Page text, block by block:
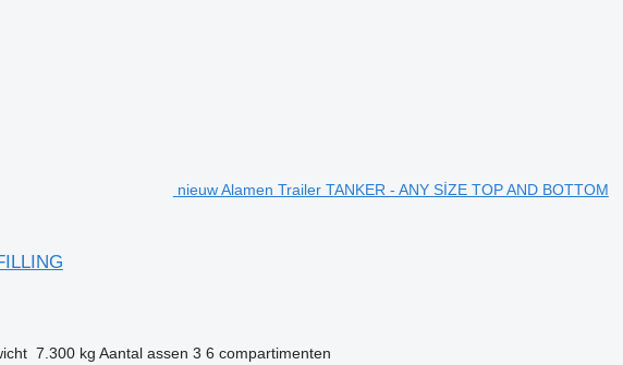
nieuw Alamen Trailer TANKER - ANY SİZE TOP AND BOTTOM
7.300 kg Aantal assen 3 6 compartimenten